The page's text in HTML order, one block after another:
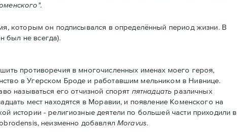
которым он подписывался в определённый период жизни. В
был не всегда).
противоречия в многочисленных именах моего героя,
в Угерском Броде и работавшим мельником в Нивнице.
называться его отчизной спорят пятнадцать различных
мест находятся в Моравии, и появление Коменского на
истории - рeлигиозные деятели по большей части приходили в
неизменно добавлялMoravus.